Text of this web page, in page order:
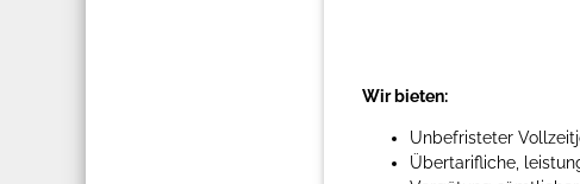
Wir bieten:
Unbefristeter
Übertarifliche,